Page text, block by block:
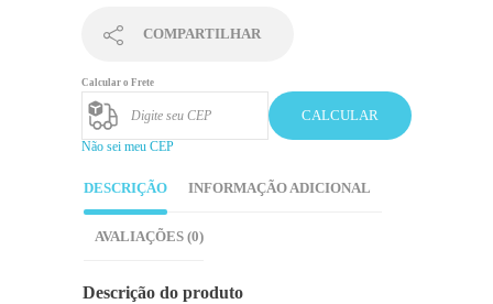
COMPARTILHAR
Calcular o Frete
CALCULAR
Não sei meu CEP
DESCRIÇÃO INFORMAÇÃO ADICIONAL
AVALIAÇÕES (0)
Descrição do produto